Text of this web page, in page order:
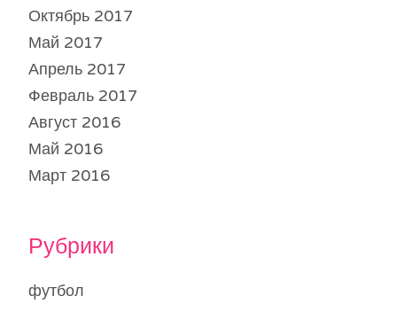
Октябрь 2017
Май 2017
Апрель 2017
Февраль 2017
Август 2016
Май 2016
Март 2016
Рубрики
футбол